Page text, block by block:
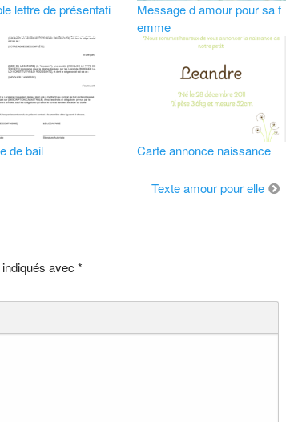
lettre de présentati
Message d amour pour sa f
emme
de bail Carte annonce naissance
Texte amour pour elle
avec *